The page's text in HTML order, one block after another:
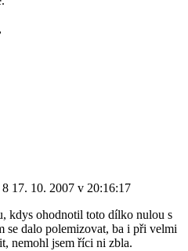
17. 10. 2007 v 20:16:17
kdys ohodnotil toto dílko nulou s
se dalo polemizovat, ba i při velmi
nemohl jsem říci ni zbla.